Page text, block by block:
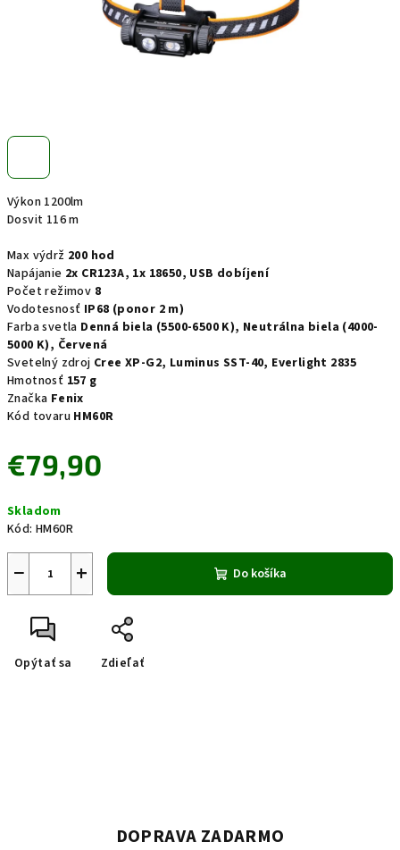
Výkon 1200lm
Dosvit 116 m
Max výdrž 200 hod
Napájanie 2x CR123A, 1x 18650, USB dobíjení
Počet režimov 8
Vodotesnosť IP68 (ponor 2 m)
Farba svetla Denná biela (5500-6500 K), Neutrálna biela (4000-
5000 K), Červená
Svetelný zdroj Cree XP-G2, Luminus SST-40, Everlight 2835
Hmotnosť 157 g
Značka Fenix
Kód tovaru HM60R
€79,90
cena:
Skladom
Kód: HM60R
+
− Do košíka
Opýtať sa Zdieľať
DOPRAVA ZADARMO